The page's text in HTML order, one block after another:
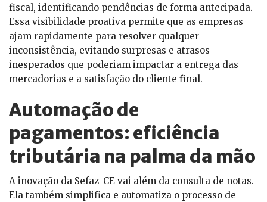
fiscal, identificando pendências de forma antecipada.
Essa visibilidade proativa permite que as empresas
ajam rapidamente para resolver qualquer
inconsistência, evitando surpresas e atrasos
inesperados que poderiam impactar a entrega das
mercadorias e a satisfação do cliente final.
Automação de
pagamentos: eficiência
tributária na palma da mão
A inovação da Sefaz-CE vai além da consulta de notas.
Ela também simplifica e automatiza o processo de